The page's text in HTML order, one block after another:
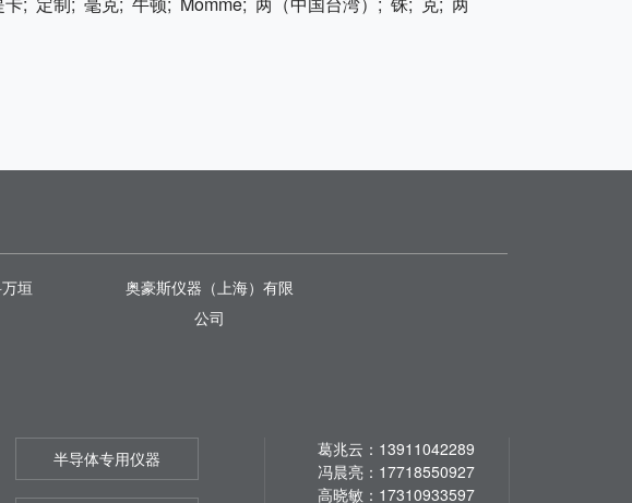
垣
奥豪斯仪器（上海）有限
公司
半导体专用仪器
葛兆云：13911042289
冯晨亮：17718550927
高晓敏：17310933597